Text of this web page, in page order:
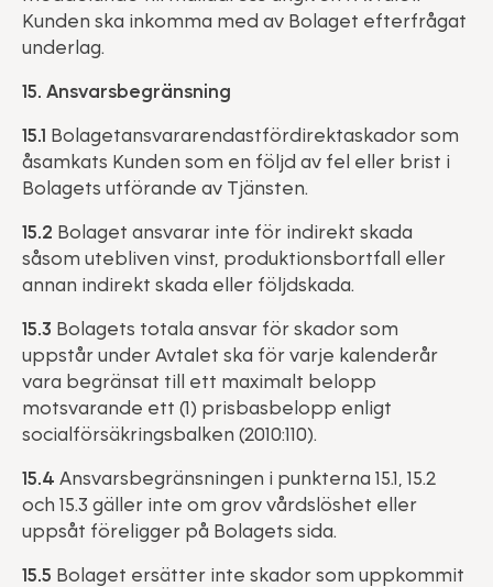
Kunden ska inkomma med av Bolaget efterfrågat
underlag.
15. Ansvarsbegränsning
15.1 Bolagetansvararendastfördirektaskador som
åsamkats Kunden som en följd av fel eller brist i
Bolagets utförande av Tjänsten.
15.2 Bolaget ansvarar inte för indirekt skada
såsom utebliven vinst, produktionsbortfall eller
annan indirekt skada eller följdskada.
15.3 Bolagets totala ansvar för skador som
uppstår under Avtalet ska för varje kalenderår
vara begränsat till ett maximalt belopp
motsvarande ett (1) prisbasbelopp enligt
socialförsäkringsbalken (2010:110).
15.4 Ansvarsbegränsningen i punkterna 15.1, 15.2
och 15.3 gäller inte om grov vårdslöshet eller
uppsåt föreligger på Bolagets sida.
15.5 Bolaget ersätter inte skador som uppkommit